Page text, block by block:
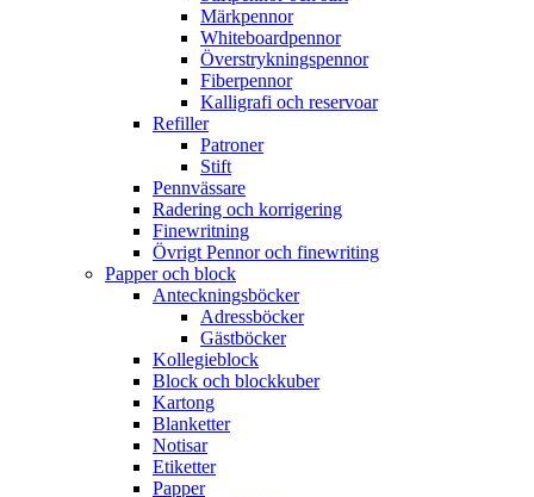
Märkpennor
Whiteboardpennor
Överstrykningspennor
Fiberpennor
Kalligrafi och reservoar
Refiller
Patroner
Stift
Pennvässare
Radering och korrigering
Finewritning
Övrigt Pennor och finewriting
Papper och block
Anteckningsböcker
Adressböcker
Gästböcker
Kollegieblock
Block och blockkuber
Kartong
Blanketter
Notisar
Etiketter
Papper